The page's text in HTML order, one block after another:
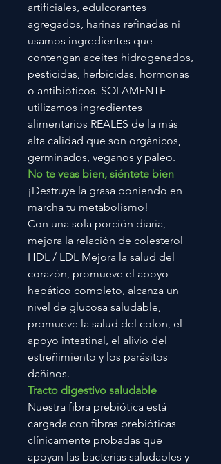
artificiales, edulcorantes
agregados, harinas refinadas ni
usamos ingredientes que
contengan aceites hidrogenados,
pesticidas, herbicidas, hormonas
o antibióticos. SOLAMENTE
utilizamos ingredientes
alimentarios REALES de la más
alta calidad que son orgánicos,
germinados, veganos y paleo.
No te veas bien, siéntete bien
¡Destruye la grasa poniendo en
marcha tu metabolismo!
Con una sola porción diaria,
mejora la relación de colesterol
HDL / LDL Mejora la salud del
corazón, promueve el apoyo
hepático completo, alcanza un
nivel de glucosa saludable,
promueve la salud del colon, el
apoyo intestinal, el alivio del
estreñimiento y los parásitos
dañinos.
Tracto digestivo saludable
Nuestra fibra prebiótica está
cargada con fibras prebióticas
clínicamente probadas que
apoyan las bacterias saludables y